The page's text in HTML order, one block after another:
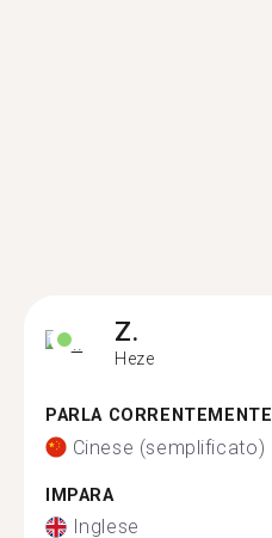
Z.
Heze
PARLA CORRENTEMENTE
Cinese (semplificato)
IMPARA
Inglese